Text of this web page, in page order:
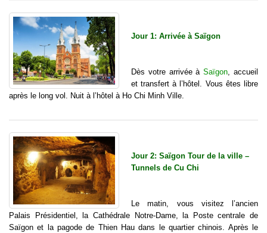
Jour 1: Arrivée à Saïgon
Dès votre arrivée àSaïgon , accueil
et transfert à l’hôtel. Vous êtes libre
après le long vol. Nuit à l’hôtel à Ho Chi Minh Ville.
Jour 2: Saïgon Tour de la ville –
Tunnels de Cu Chi
Le matin, vous visitez l’ancien
Palais Présidentiel, la Cathédrale Notre-Dame, la Poste centrale de
Saïgon et la pagode de Thien Hau dans le quartier chinois. Après le